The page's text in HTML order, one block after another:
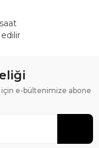
e-bültenimize abone